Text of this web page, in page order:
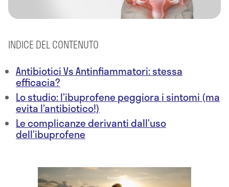
INDICE DEL CONTENUTO
Antibiotici Vs Antinfiammatori: stessa
efficacia?
Lo studio: l’ibuprofene peggiora i sintomi (ma
evita l’antibiotico!)
Le complicanze derivanti dall’uso
dell’ibuprofene